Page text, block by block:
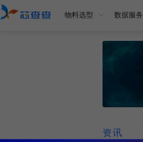
物料选型 数据服务
资讯